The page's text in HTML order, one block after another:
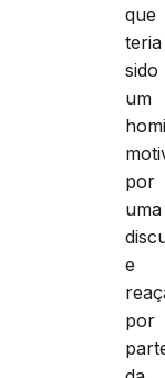
que
teria
sido
um
por
uma
e
por